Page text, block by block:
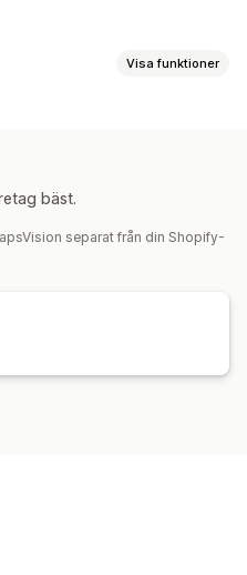
Visa funktioner
bäst.
separat från din Shopify-